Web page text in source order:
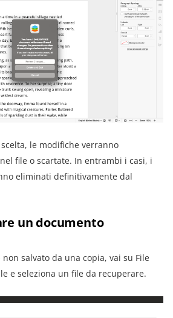
scelta, le modifiche verranno
file o scartate. In entrambi i casi, i
eliminati definitivamente dal
un documento
salvato da una copia, vai su File
e seleziona un file da recuperare.